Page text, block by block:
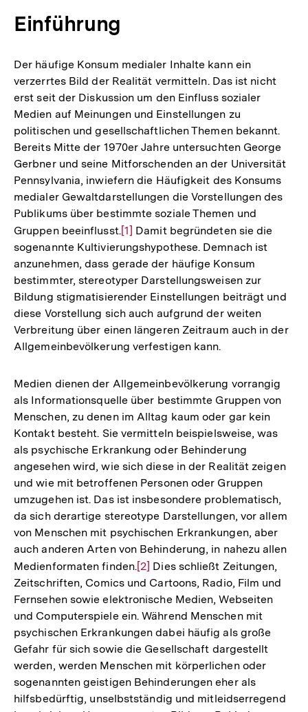
Einführung
Der häufige Konsum medialer Inhalte kann ein
verzerrtes Bild der Realität vermitteln. Das ist nicht
erst seit der Diskussion um den Einfluss sozialer
Medien auf Meinungen und Einstellungen zu
politischen und gesellschaftlichen Themen bekannt.
Bereits Mitte der 1970er Jahre untersuchten George
Gerbner und seine Mitforschenden an der Universität
Pennsylvania, inwiefern die Häufigkeit des Konsums
medialer Gewaltdarstellungen die Vorstellungen des
Publikums über bestimmte soziale Themen und
Gruppen beeinflusst.Zur
Auflösung
der
Fußnote
[1] Damit begründeten sie die
sogenannte Kultivierungshypothese. Demnach ist
anzunehmen, dass gerade der häufige Konsum
bestimmter, stereotyper Darstellungsweisen zur
Bildung stigmatisierender Einstellungen beiträgt und
diese Vorstellung sich auch aufgrund der weiten
Verbreitung über einen längeren Zeitraum auch in der
Allgemeinbevölkerung verfestigen kann.
Medien dienen der Allgemeinbevölkerung vorrangig
als Informationsquelle über bestimmte Gruppen von
Menschen, zu denen im Alltag kaum oder gar kein
Kontakt besteht. Sie vermitteln beispielsweise, was
als psychische Erkrankung oder Behinderung
angesehen wird, wie sich diese in der Realität zeigen
und wie mit betroffenen Personen oder Gruppen
umzugehen ist. Das ist insbesondere problematisch,
da sich derartige stereotype Darstellungen, vor allem
von Menschen mit psychischen Erkrankungen, aber
auch anderen Arten von Behinderung, in nahezu allen
Medienformaten finden.Zur
Auflösung
der
Fußnote
[2] Dies schließt Zeitungen,
Zeitschriften, Comics und Cartoons, Radio, Film und
Fernsehen sowie elektronische Medien, Webseiten
und Computerspiele ein. Während Menschen mit
psychischen Erkrankungen dabei häufig als große
Gefahr für sich sowie die Gesellschaft dargestellt
werden, werden Menschen mit körperlichen oder
sogenannten geistigen Behinderungen eher als
hilfsbedürftig, unselbstständig und mitleidserregend